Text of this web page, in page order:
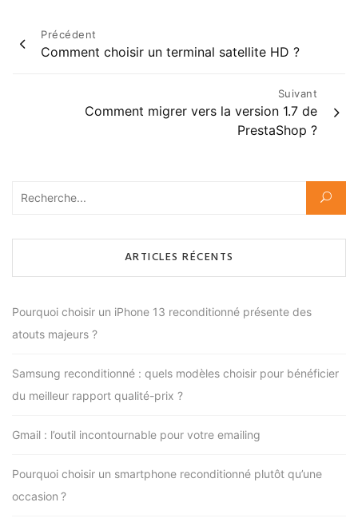
Navigation
l’article
Précédent
Comment choisir un terminal satellite HD ?
Suivant
Comment migrer vers la version 1.7 de
PrestaShop ?
Rechercher :
ARTICLES RÉCENTS
Pourquoi choisir un iPhone 13 reconditionné présente des
atouts majeurs ?
Samsung reconditionné : quels modèles choisir pour bénéficier
du meilleur rapport qualité-prix ?
Gmail : l’outil incontournable pour votre emailing
Pourquoi choisir un smartphone reconditionné plutôt qu’une
occasion ?